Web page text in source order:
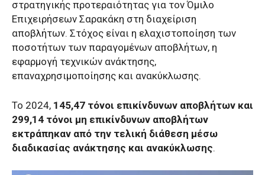
στρατηγικής προτεραιότητας για τον Όμιλο
Επιχειρήσεων Σαρακάκη στη διαχείριση
αποβλήτων. Στόχος είναι η ελαχιστοποίηση των
ποσοτήτων των παραγομένων αποβλήτων, η
εφαρμογή τεχνικών ανάκτησης,
επαναχρησιμοποίησης και ανακύκλωσης.
Το 2024, 145,47 τόνοι επικίνδυνων αποβλήτων και
299,14 τόνοι μη επικίνδυνων αποβλήτων
εκτράπηκαν από την τελική διάθεση μέσω
διαδικασίας ανάκτησης και ανακύκλωσης.